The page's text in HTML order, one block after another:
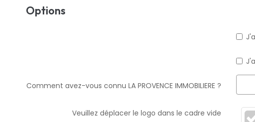
Options
Comment avez-vous connu LA PROVENCE IMMOBILIERE ?
Veuillez déplacer le logo dans le cadre vide